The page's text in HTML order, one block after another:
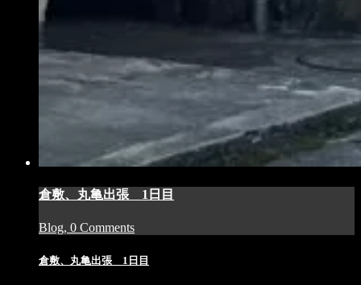
倉敷、丸亀出張 1日目
Blog, 0 Comments
倉敷、丸亀出張 1日目